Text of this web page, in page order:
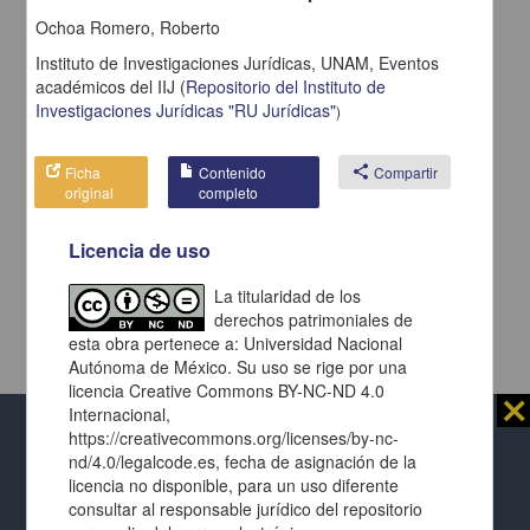
Al usar este repositorio estás aceptando sus
términos y condiciones de uso, y te obligas a
respetar los derechos expresados en laslicencias
de cada página y de cada documento presentado.
⨯
Repositorio Institucional de la
Universidad Nacional Autónoma de México
Ochoa Romero, Roberto
Instituto de Investigaciones Jurídicas, UNAM, Eventos
académicos del IIJ (Repositorio del Instituto de
Investigaciones Jurídicas "RU Jurídicas")
Ficha
original
Contenido
completo
share Compartir
Licencia de uso
La titularidad de los
derechos patrimoniales de
esta obra pertenece a: Universidad Nacional
Autónoma de México. Su uso se rige por una
licencia Creative Commons BY-NC-ND 4.0
Internacional,
https://creativecommons.org/licenses/by-nc-
nd/4.0/legalcode.es, fecha de asignación de la
licencia no disponible, para un uso diferente
consultar al responsable jurídico del repositorio